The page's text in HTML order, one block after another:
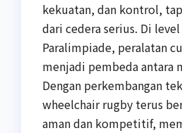
kekuatan, dan kontrol,
dari cedera serius. Di
Paralimpiade, peralatan
menjadi pembeda antara
Dengan perkembangan
wheelchair rugby terus
aman dan kompetitif,